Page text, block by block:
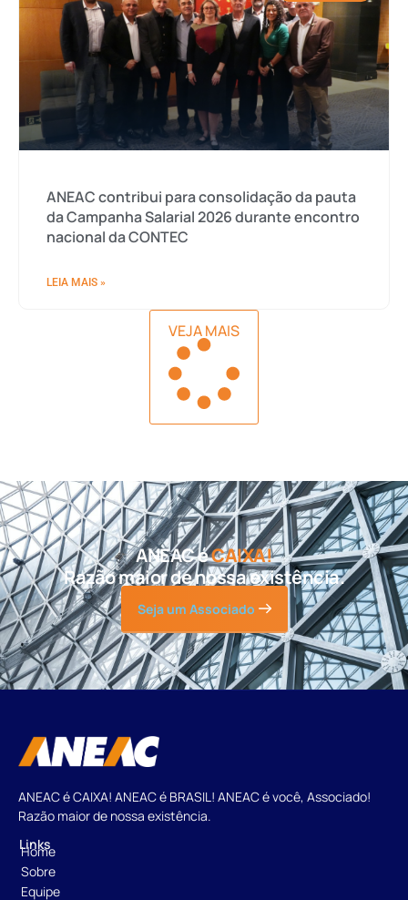
ANEAC contribui para consolidação da pauta
da Campanha Salarial 2026 durante encontro
nacional da CONTEC
LEIA MAIS »
VEJA MAIS
ANEAC éCAIXA!
Razão maior de nossa existência.
Seja um Associado
ANEAC é CAIXA! ANEAC é BRASIL! ANEAC é você, Associado!
Razão maior de nossa existência.
Links
Home
Sobre
Equipe